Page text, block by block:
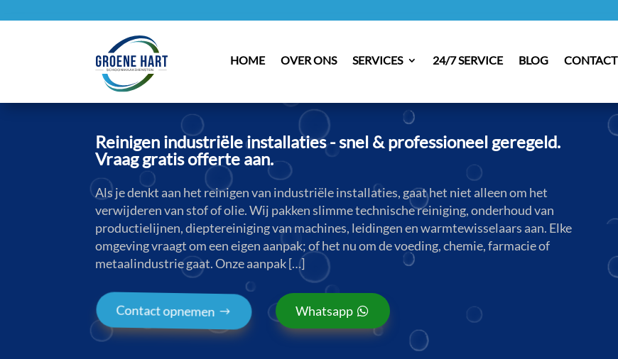
HOME OVER ONS SERVICES 24/7 SERVICE BLOG CONTACT
Reinigen industriële installaties - snel & professioneel geregeld.
Vraag gratis offerte aan.
Als je denkt aan het reinigen van industriële installaties, gaat het niet alleen om het
verwijderen van stof of olie. Wij pakken slimme technische reiniging, onderhoud van
productielijnen, dieptereiniging van machines, leidingen en warmtewisselaars aan. Elke
omgeving vraagt om een eigen aanpak; of het nu om de voeding, chemie, farmacie of
metaalindustrie gaat. Onze aanpak […]
Contact opnemen Whatsapp